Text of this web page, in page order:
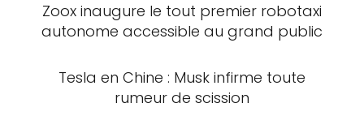
Zoox inaugure le tout premier robotaxi
autonome accessible au grand public
Tesla en Chine : Musk infirme toute
rumeur de scission